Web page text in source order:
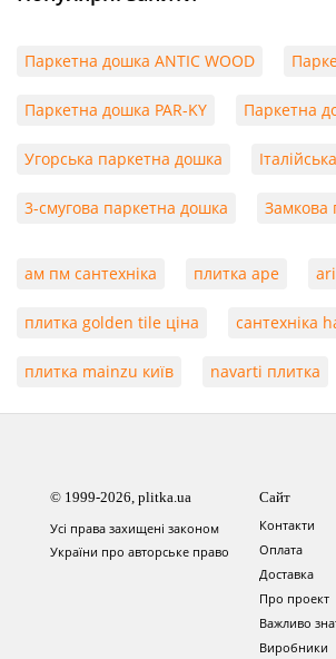
Паркетна дошка ANTIC WOOD
Паркетна дошка PAR-KY Паркетна
Угорська паркетна дошка
3-смугова паркетна дошка Замкова
ам пм сантехніка плитка ape
плитка golden tile ціна сантехніка
плитка mainzu київ navarti плитка
© 1999-2026, plitka.ua
Усі права захищені законом
України про авторське право
Сайт
Контакти
Оплата
Доставка
Про проект
Важливо
Виробники